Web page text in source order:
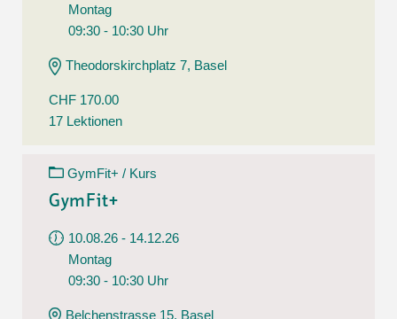
Montag
09:30 - 10:30 Uhr
Theodorskirchplatz 7, Basel
CHF 170.00
17 Lektionen
GymFit+ / Kurs
GymFit+
10.08.26 - 14.12.26
Montag
09:30 - 10:30 Uhr
Belchenstrasse 15, Basel